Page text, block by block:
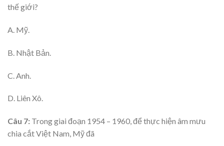
thế giới?
A. Mỹ.
B. Nhật Bản.
C. Anh.
D. Liên Xô.
Câu 7: Trong giai đoạn 1954 – 1960, để thực hiện âm mưu
chia cắt Việt Nam, Mỹ đã